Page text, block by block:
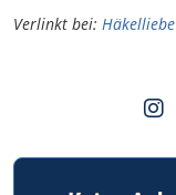
Verlinkt bei: Häkelliebe